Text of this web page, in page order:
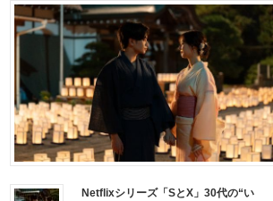
Netflixシリーズ「SとX」30代の“い